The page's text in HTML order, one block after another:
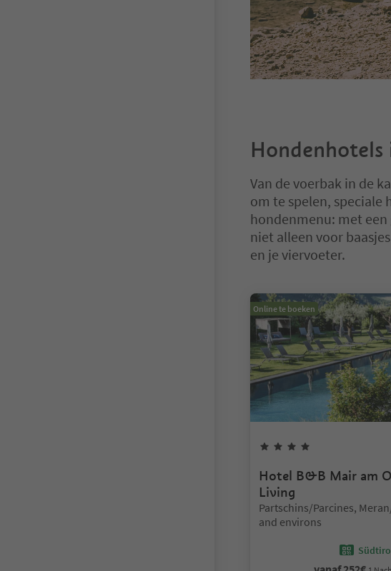
Van de voerbak in de
om te spelen,
hondenmenu: met
niet alleen voor
en je viervoeter.
Online te boeken
Hotel B&B Mair am
Living
Locatie:
Partschins/Parcines,
and environs